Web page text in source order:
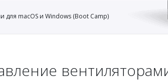
для macOS и Windows (Boot Camp)